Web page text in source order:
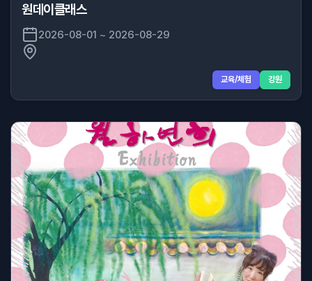
원데이클래스
2026-08-01 ~ 2026-08-29
교육/체험 강원